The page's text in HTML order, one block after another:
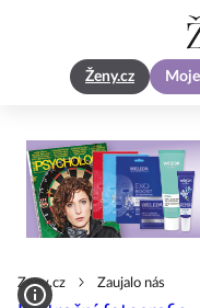
Ženy.cz
Zeny.cz Zaujalo nás